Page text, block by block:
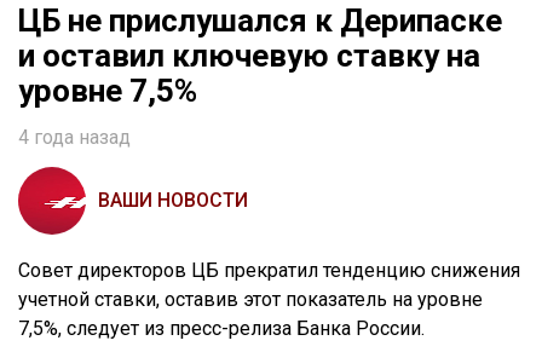
ЦБ не прислушался к Дерипаске
и оставил ключевую ставку на
уровне 7,5%
4 года назад
ВАШИ НОВОСТИ
Совет директоров ЦБ прекратил тенденцию снижения
учетной ставки, оставив этот показатель на уровне
7,5%, следует из пресс-релиза Банка России.